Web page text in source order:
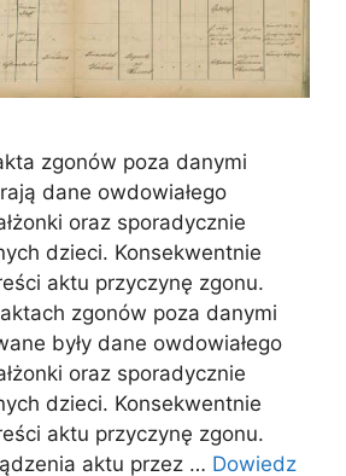
zgonów poza danymi
dane owdowiałego
oraz sporadycznie
dzieci. Konsekwentnie
aktu przyczynę zgonu.
zgonów poza danymi
były dane owdowiałego
oraz sporadycznie
dzieci. Konsekwentnie
aktu przyczynę zgonu.
aktu przez … Dowiedz